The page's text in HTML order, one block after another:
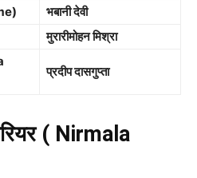
भबानी देवी
मुरारीमोहन मिश्रा
प्रदीप दासगुप्ता
( Nirmala